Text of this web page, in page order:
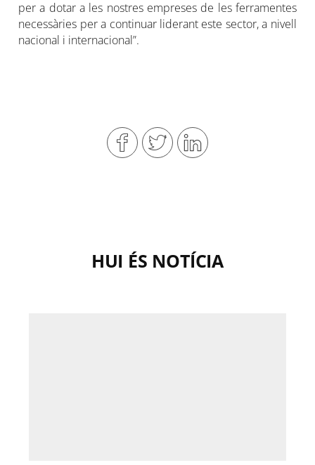
per a dotar a les nostres empreses de les ferramentes
necessàries per a continuar liderant este sector, a nivell
nacional i internacional”.
HUI ÉS NOTÍCIA